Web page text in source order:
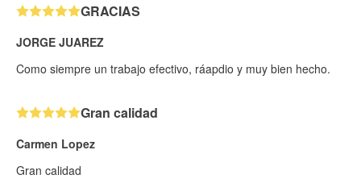
GRACIAS
JORGE JUAREZ
Como siempre un trabajo efectivo, ráapdio y muy bien hecho.
Gran calidad
Carmen Lopez
Gran calidad